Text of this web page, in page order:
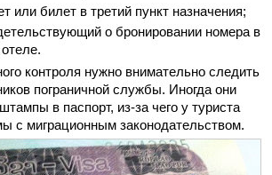
или билет в третий пункт назначения;
о бронировании номера в
контроля нужно внимательно следить
пограничной службы. Иногда они
в паспорт, из-за чего у туриста
с миграционным законодательством.